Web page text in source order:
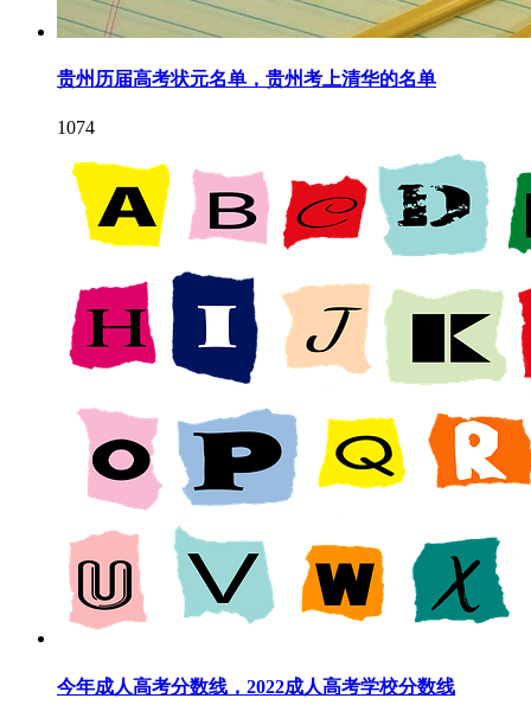
贵州历届高考状元名单，贵州考上清华的名单
1074
今年成人高考分数线，2022成人高考学校分数线